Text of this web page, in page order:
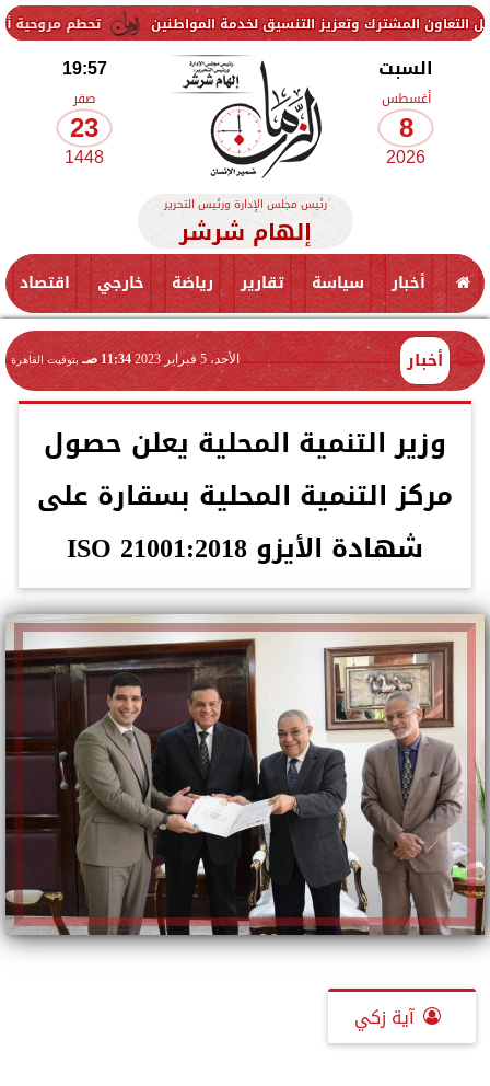
تحطم مروحية أثناء مكافحة وتعزيز التنسيق لخدمة المواطنين
السبت
أغسطس
8
2026
19:57
صفر
23
1448
رئيس مجلس الإدارة ورئيس التحرير
إلهام شرشر
أخبار سياسة تقارير رياضة خارجي اقتصاد
أخبار الأحد، 5 فبراير 2023 11:34 صـ بتوقيت القاهرة
وزير التنمية المحلية يعلن حصول
مركز التنمية المحلية بسقارة على
شهادة الأيزو ISO 21001:2018
آية زكي